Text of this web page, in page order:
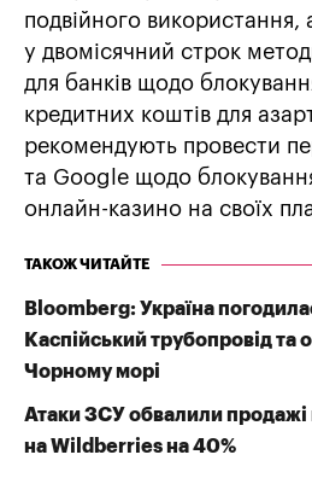
подвійного використання,
у двомісячний строк
для банків щодо
кредитних коштів для
рекомендують провести
та Google щодо
онлайн-казино на своїх
ТАКОЖ ЧИТАЙТЕ
Bloomberg: Україна
Каспійський трубопровід та
Чорному морі
Атаки ЗСУ обвалили продажі
на Wildberries на 40%